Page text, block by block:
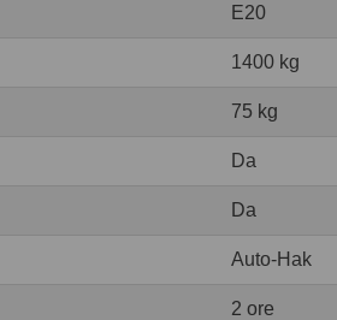
E20
1400 kg
75 kg
Da
Da
Auto-Hak
2 ore